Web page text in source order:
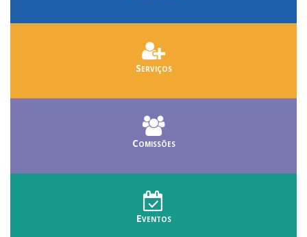
Serviços
Comissões
Eventos